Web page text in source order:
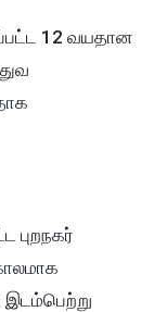
12 வயதான
புறநகர்
இடம்பெற்று